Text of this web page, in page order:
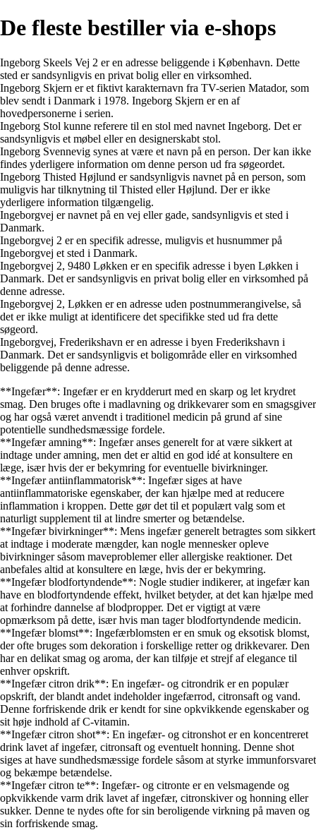
De fleste bestiller via e-shops
Ingeborg Skeels Vej 2 er en adresse beliggende i København. Dette
sted er sandsynligvis en privat bolig eller en virksomhed.
Ingeborg Skjern er et fiktivt karakternavn fra TV-serien Matador, som
blev sendt i Danmark i 1978. Ingeborg Skjern er en af
hovedpersonerne i serien.
Ingeborg Stol kunne referere til en stol med navnet Ingeborg. Det er
sandsynligvis et møbel eller en designerskabt stol.
Ingeborg Svennevig synes at være et navn på en person. Der kan ikke
findes yderligere information om denne person ud fra søgeordet.
Ingeborg Thisted Højlund er sandsynligvis navnet på en person, som
muligvis har tilknytning til Thisted eller Højlund. Der er ikke
yderligere information tilgængelig.
Ingeborgvej er navnet på en vej eller gade, sandsynligvis et sted i
Danmark.
Ingeborgvej 2 er en specifik adresse, muligvis et husnummer på
Ingeborgvej et sted i Danmark.
Ingeborgvej 2, 9480 Løkken er en specifik adresse i byen Løkken i
Danmark. Det er sandsynligvis en privat bolig eller en virksomhed på
denne adresse.
Ingeborgvej 2, Løkken er en adresse uden postnummerangivelse, så
det er ikke muligt at identificere det specifikke sted ud fra dette
søgeord.
Ingeborgvej, Frederikshavn er en adresse i byen Frederikshavn i
Danmark. Det er sandsynligvis et boligområde eller en virksomhed
beliggende på denne adresse.
**Ingefær**: Ingefær er en krydderurt med en skarp og let krydret
smag. Den bruges ofte i madlavning og drikkevarer som en smagsgiver
og har også været anvendt i traditionel medicin på grund af sine
potentielle sundhedsmæssige fordele.
**Ingefær amning**: Ingefær anses generelt for at være sikkert at
indtage under amning, men det er altid en god idé at konsultere en
læge, især hvis der er bekymring for eventuelle bivirkninger.
**Ingefær antiinflammatorisk**: Ingefær siges at have
antiinflammatoriske egenskaber, der kan hjælpe med at reducere
inflammation i kroppen. Dette gør det til et populært valg som et
naturligt supplement til at lindre smerter og betændelse.
**Ingefær bivirkninger**: Mens ingefær generelt betragtes som sikkert
at indtage i moderate mængder, kan nogle mennesker opleve
bivirkninger såsom maveproblemer eller allergiske reaktioner. Det
anbefales altid at konsultere en læge, hvis der er bekymring.
**Ingefær blodfortyndende**: Nogle studier indikerer, at ingefær kan
have en blodfortyndende effekt, hvilket betyder, at det kan hjælpe med
at forhindre dannelse af blodpropper. Det er vigtigt at være
opmærksom på dette, især hvis man tager blodfortyndende medicin.
**Ingefær blomst**: Ingefærblomsten er en smuk og eksotisk blomst,
der ofte bruges som dekoration i forskellige retter og drikkevarer. Den
har en delikat smag og aroma, der kan tilføje et strejf af elegance til
enhver opskrift.
**Ingefær citron drik**: En ingefær- og citrondrik er en populær
opskrift, der blandt andet indeholder ingefærrod, citronsaft og vand.
Denne forfriskende drik er kendt for sine opkvikkende egenskaber og
sit høje indhold af C-vitamin.
**Ingefær citron shot**: En ingefær- og citronshot er en koncentreret
drink lavet af ingefær, citronsaft og eventuelt honning. Denne shot
siges at have sundhedsmæssige fordele såsom at styrke immunforsvaret
og bekæmpe betændelse.
**Ingefær citron te**: Ingefær- og citronte er en velsmagende og
opkvikkende varm drik lavet af ingefær, citronskiver og honning eller
sukker. Denne te nydes ofte for sin beroligende virkning på maven og
sin forfriskende smag.